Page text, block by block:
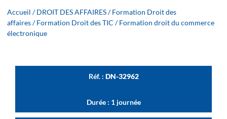
Accueil /DROIT DES AFFAIRES/Formation Droit des
affaires/Formation Droit des TIC / Formation droit du commerce
électronique
Réf. : DN-32962
Durée : 1 journée